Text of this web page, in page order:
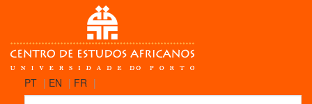
PT | EN | FR |